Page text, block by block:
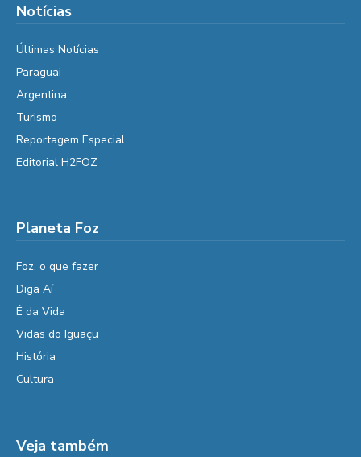
Notícias
Últimas Notícias
Paraguai
Argentina
Turismo
Reportagem Especial
Editorial H2FOZ
Planeta Foz
Foz, o que fazer
Diga Aí
É da Vida
Vidas do Iguaçu
História
Cultura
Veja também